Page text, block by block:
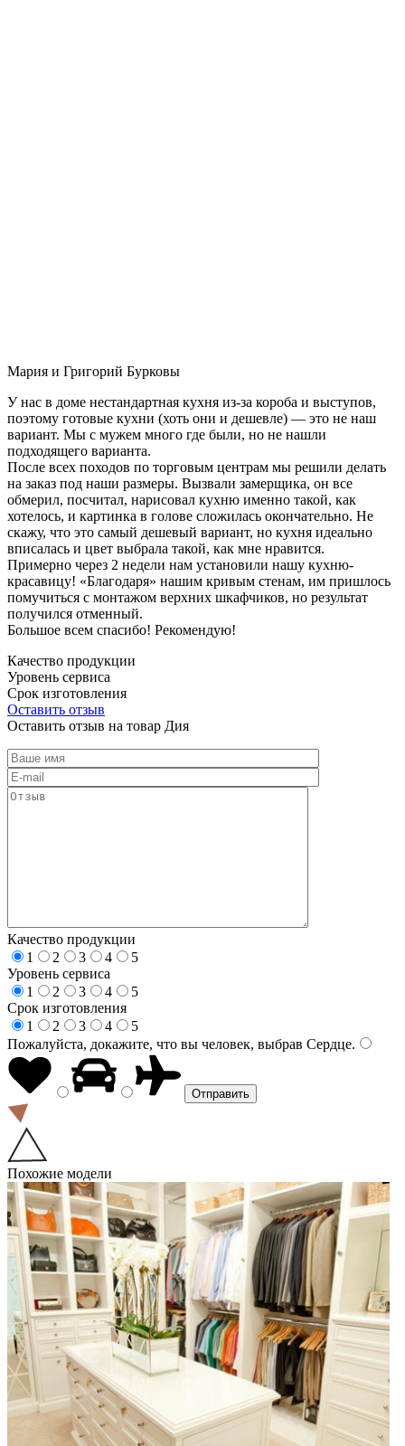
Мария и Григорий Бурковы
У нас в доме нестандартная кухня из-за короба и выступов,
поэтому готовые кухни (хоть они и дешевле) — это не наш
вариант. Мы с мужем много где были, но не нашли
подходящего варианта.
После всех походов по торговым центрам мы решили делать
на заказ под наши размеры. Вызвали замерщика, он все
обмерил, посчитал, нарисовал кухню именно такой, как
хотелось, и картинка в голове сложилась окончательно. Не
скажу, что это самый дешевый вариант, но кухня идеально
вписалась и цвет выбрала такой, как мне нравится.
Примерно через 2 недели нам установили нашу кухню-
красавицу! «Благодаря» нашим кривым стенам, им пришлось
помучиться с монтажом верхних шкафчиков, но результат
получился отменный.
Большое всем спасибо! Рекомендую!
Качество продукции
Уровень сервиса
Срок изготовления
Оставить отзыв
Оставить отзыв на товар Дия
Качество продукции
1
2 3 4
5
Уровень сервиса
1
2 3 4
5
Срок изготовления
1
2 3 4
5
Пожалуйста, докажите, что вы человек, выбрав Сердце.
Похожие модели